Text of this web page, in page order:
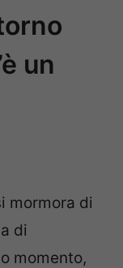
un
mormora di
di
momento,